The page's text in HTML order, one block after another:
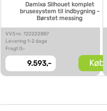
Damixa Silhouet komplet
brusesystem til indbygning -
Børstet messing
VVS nr. 722222887
Levering 1-2 dage
Fragt 0,-
9.593,- Køb